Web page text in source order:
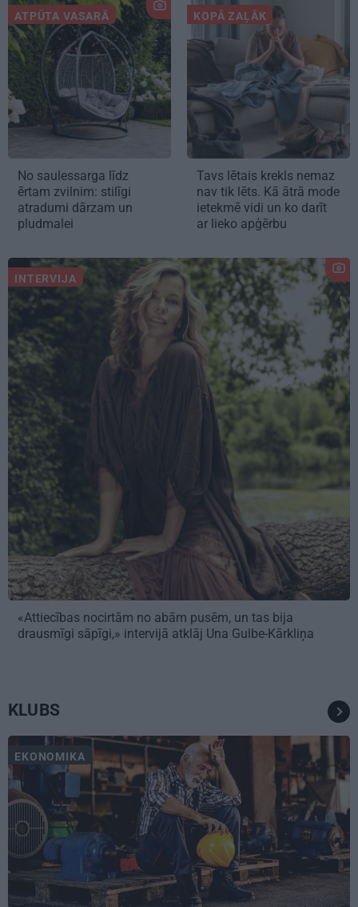
ATPŪTA VASARĀ
No saulessarga līdz
ērtam zvilnim: stilīgi
atradumi dārzam un
pludmalei
KOPĀ ZAĻĀK
Tavs lētais krekls nemaz
nav tik lēts. Kā ātrā mode
ietekmē vidi un ko darīt
ar lieko apģērbu
INTERVIJA
«Attiecības nocirtām no abām pusēm, un tas bija
drausmīgi sāpīgi,» intervijā atklāj Una Gulbe-Kārkliņa
KLUBS
EKONOMIKA